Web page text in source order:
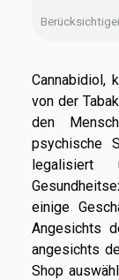
Cannabidiol,
von der
den
psychische
einige
Angesichts
angesichts
Shop